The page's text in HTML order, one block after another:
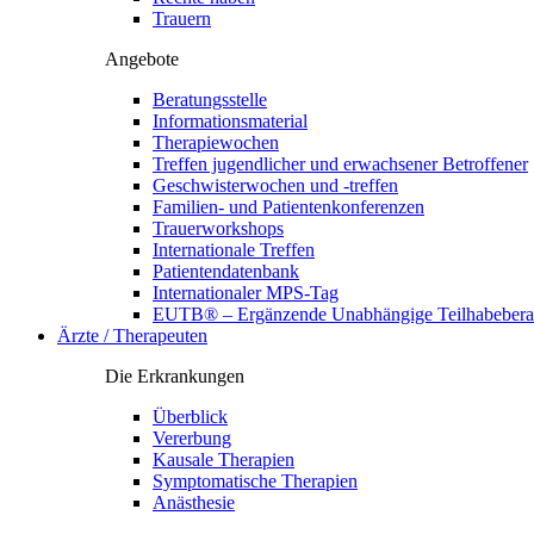
Trauern
Angebote
Beratungsstelle
Informationsmaterial
Therapiewochen
Treffen jugendlicher und erwachsener Betroffener
Geschwisterwochen und -treffen
Familien- und Patientenkonferenzen
Trauerworkshops
Internationale Treffen
Patientendatenbank
Internationaler MPS-Tag
EUTB® – Ergänzende Unabhängige
Ärzte / Therapeuten
Die Erkrankungen
Überblick
Vererbung
Kausale Therapien
Symptomatische Therapien
Anästhesie